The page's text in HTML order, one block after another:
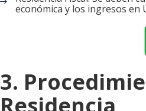
económica y los ingresos en
3.